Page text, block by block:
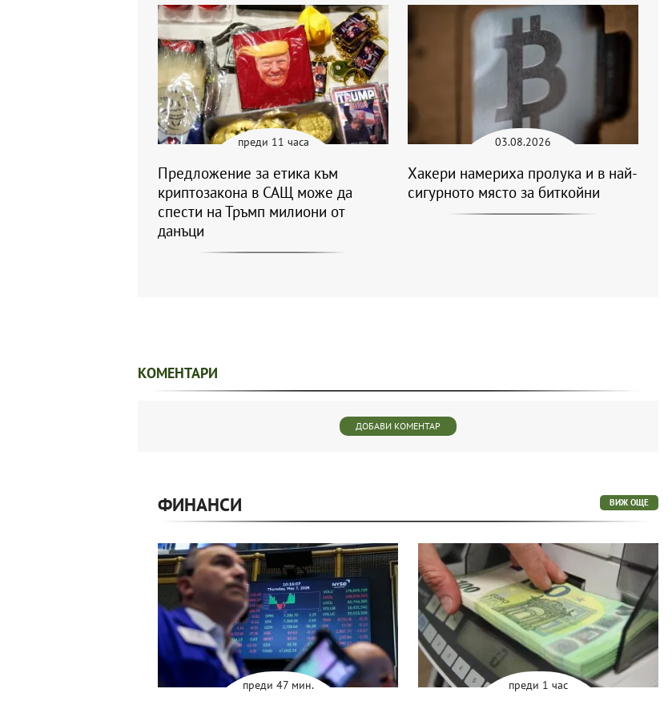
преди 11 часа
Предложение за етика към
криптозакона в САЩ може да
спести на Тръмп милиони от
данъци
03.08.2026
Хакери намериха пролука и в най-
сигурното място за биткойни
КОМЕНТАРИ
ДОБАВИ КОМЕНТАР
ФИНАНСИ ВИЖ ОЩЕ
преди 47 мин. преди 1 час